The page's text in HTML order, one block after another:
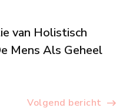
van Holistisch
Mens Als Geheel
Volgend bericht